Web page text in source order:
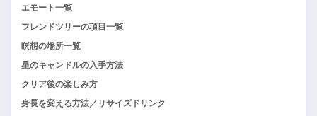
エモート一覧
フレンドツリーの項目一覧
瞑想の場所一覧
星のキャンドルの入手方法
クリア後の楽しみ方
身長を変える方法／リサイズドリンク